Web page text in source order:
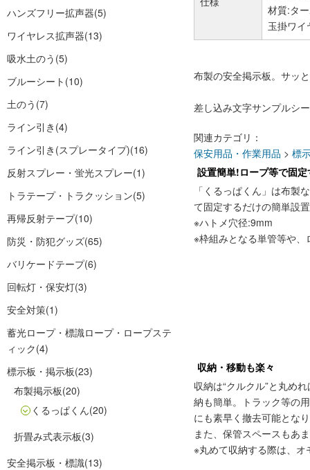
ハンズフリー拡声器(5)
ワイヤレス拡声器(13)
吸水土のう (5)
ブルーシート (10)
土のう (7)
ライン引き (4)
ライン引き(スプレータイプ)(16)
反射スプレー・蛍光スプレー(1)
トラテープ・トラクッション(5)
再帰反射テープ(10)
防災・防犯グッズ(65)
バリケードテープ(6)
回転灯・保安灯(3)
安全対策(1)
蓄光ロープ・標識ロープ・ロープステ
ィック(4)
標示板・掲示板(23)
布製掲示板(20)
くるっぱくん(20)
折畳み式表示板(3)
安全掲示板・標識(13)
材質:タ
玉掛ワ
布製の安全掲示板。サッ
差し込み文字サンプルシ
関連カテゴリ：
保安用品・作業用品 > 標
設置簡単!ロープ等で固
「くるっぱくん」は布製
て固定するだけの簡単設
※ハトメ穴径:9mm
※枠組みとなる単管等や
収納・移動も楽々
収納は“クルクル”と丸め
納も簡単。トラック等の
にも素早く撤去可能とな
また、保管スペースもあ
※丸めて収納する際は、